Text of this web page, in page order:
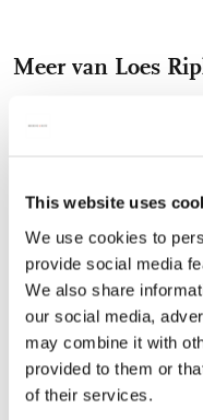
This website uses
We use cookies to
provide social media
We also share
our social media,
may combine it with
provided to them or
of their services.
Meer van Loes